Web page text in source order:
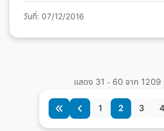
วันที่: 07/12/2016
แสดง 31 - 60 จาก 1209
1 2 3 4